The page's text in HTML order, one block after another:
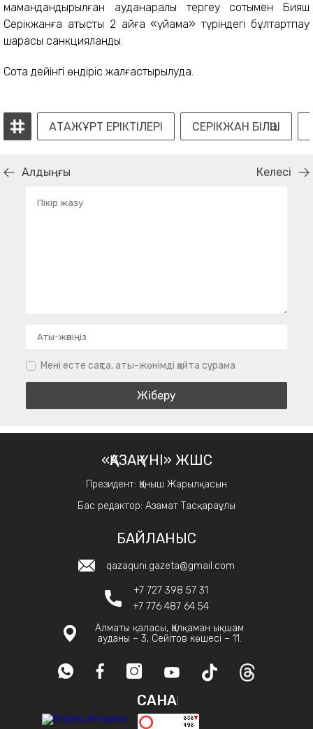
мамандандырылған ауданаралық тергеу сотымен Бияш
Серікжанға қатысты 2 айға «үйқамақ» түріндегі бұлтартпау
шарасы санкцияланды.
Сотқа дейінгі өндіріс жалғастырылуда.
АТАЖҰРТ ЕРІКТІЛЕРІ СЕРІКЖАН БІЛӘШ
Алдыңғы Келесі
Мені есте сақта, аты-жөнімді қайта сұрама
«ҚАЗАҚ ҮНІ» ЖШС
Президент: Қаныш Жарылқасын
Бас редактор: Азамат Тасқараұлы
БАЙЛАНЫС
qazaquni.gazeta@gmail.com
+7 727 398 57 31
+7 776 487 64 54
Алматы қаласы, Қалқаман ықшам
ауданы – 3, Сейітов көшесі – 11.
САНАҚ